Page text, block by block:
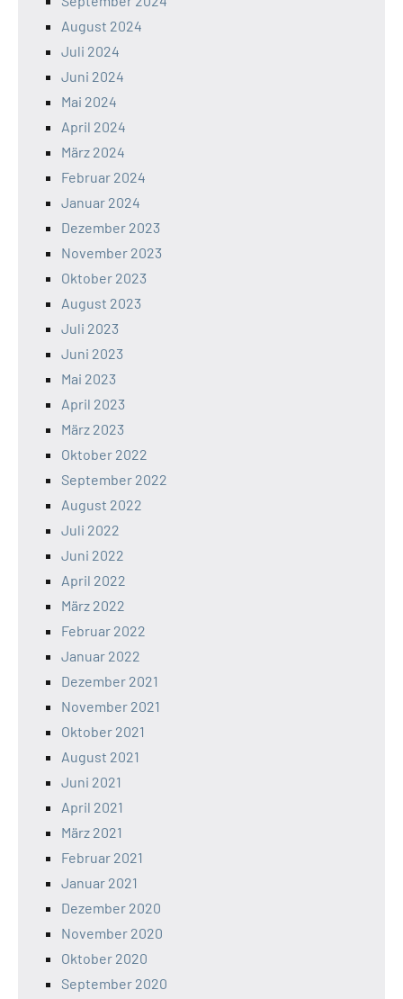
August 2024
Juli 2024
Juni 2024
Mai 2024
April 2024
März 2024
Februar 2024
Januar 2024
Dezember 2023
November 2023
Oktober 2023
August 2023
Juli 2023
Juni 2023
Mai 2023
April 2023
März 2023
Oktober 2022
September 2022
August 2022
Juli 2022
Juni 2022
April 2022
März 2022
Februar 2022
Januar 2022
Dezember 2021
November 2021
Oktober 2021
August 2021
Juni 2021
April 2021
März 2021
Februar 2021
Januar 2021
Dezember 2020
November 2020
Oktober 2020
September 2020